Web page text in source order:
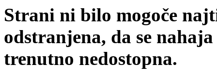
Strani ni bilo mogoče
odstranjena, da se
trenutno nedostopna.